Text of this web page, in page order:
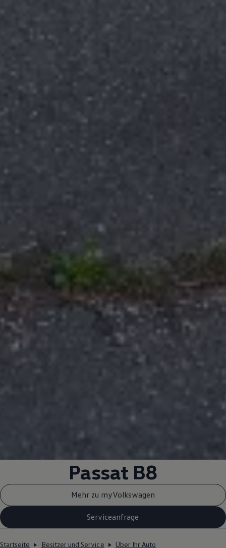
Passat B8
Mehr zu myVolkswagen
Serviceanfrage
Startseite Besitzer und Service
Über Ihr Auto